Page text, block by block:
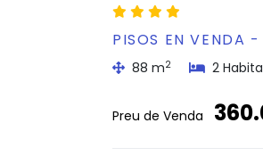
PISOS EN VENDA -
88 m2 2
Preu de Venda